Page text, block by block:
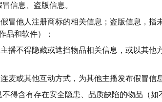
信息、盗版信息。
冒他人注册商标的相关信息；盗版信息，指
品和软件）；
播不得隐藏或遮挡物品相关信息，或以其
麦或其他互动方式，为其他主播发布假冒信
不得含有存在安全隐患、品质缺陷的物品（